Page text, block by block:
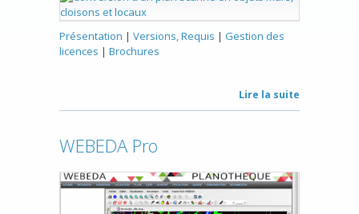
Présentation | Versions, Requis | Gestion des
licences | Brochures
Lire la suite
WEBEDA Pro